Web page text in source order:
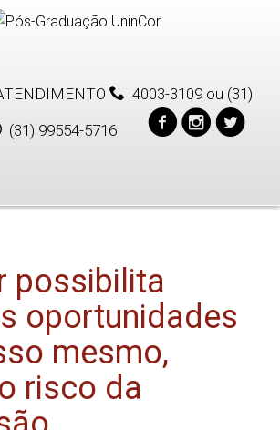
4003-3109 ou (31)
(31) 99554-5716
possibilita
oportunidades
mesmo,
risco da